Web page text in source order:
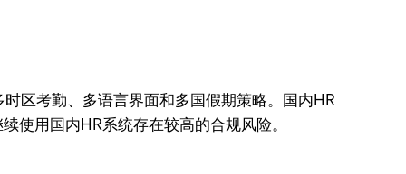
区考勤、多语言界面和多国假期策略。国内HR
使用国内HR系统存在较高的合规风险。